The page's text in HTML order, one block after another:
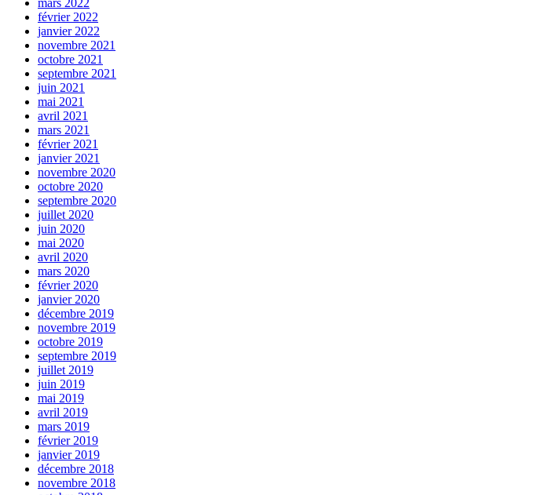
mars 2022
février 2022
janvier 2022
novembre 2021
octobre 2021
septembre 2021
juin 2021
mai 2021
avril 2021
mars 2021
février 2021
janvier 2021
novembre 2020
octobre 2020
septembre 2020
juillet 2020
juin 2020
mai 2020
avril 2020
mars 2020
février 2020
janvier 2020
décembre 2019
novembre 2019
octobre 2019
septembre 2019
juillet 2019
juin 2019
mai 2019
avril 2019
mars 2019
février 2019
janvier 2019
décembre 2018
novembre 2018